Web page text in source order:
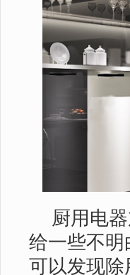
厨用电
给一些不
可以发现